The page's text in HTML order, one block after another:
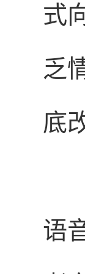
式
乏
底
语